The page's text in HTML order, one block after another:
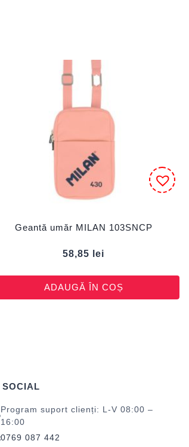
Geantă umăr MILAN 103SNCP
58,85 lei
ADAUGĂ ÎN COȘ
SOCIAL
Program suport clienți: L-V 08:00 –
16:00
0769 087 442